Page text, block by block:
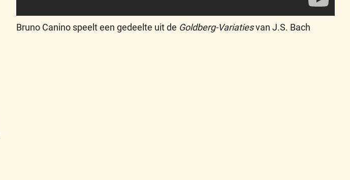
Bruno Canino speelt een gedeelte uit de Goldberg-Variatiesvan J.S. Bach